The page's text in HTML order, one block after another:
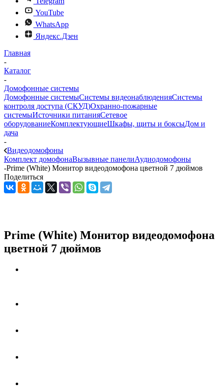
YouTube
WhatsApp
Яндекс.Дзен
Главная
-
Каталог
-
Домофонные системы
Домофонные системыСистемы видеонаблюденияСистемы
контроля доступа (СКУД)Охранно-пожарные
системыИсточники питанияСетевое
оборудованиеКомплектующиеШкафы, щиты и боксыДом и
дача
-
Видеодомофоны
Комплект домофонаВызывные панелиАудиодомофоны
-Prime (White) Монитор видеодомофона цветной 7 дюймов
Поделиться
Prime (White) Монитор видеодомофона
цветной 7 дюймов